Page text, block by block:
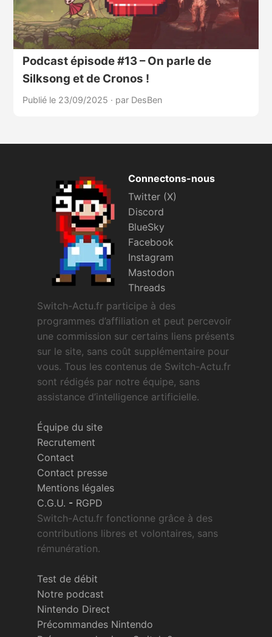
Podcast épisode #13 – On parle de
Silksong et de Cronos !
Publié le 23/09/2025 · par DesBen
Connectons-nous
Twitter (X)
Discord
BlueSky
Facebook
Instagram
Mastodon
Threads
Switch-Actu.fr participe à des
programmes d’affiliation et peut percevoir
une commission sur certains liens présents
sur le site, sans coût supplémentaire pour
vous. Tous les contenus de Switch-Actu.fr
sont rédigés par notre équipe, sans
assistance d’intelligence artificielle.
Équipe du site
Recrutement
Contact
Contact presse
Mentions légales
C.G.U. - RGPD
Switch-Actu.fr fonctionne grâce à des
contributions libres et volontaires, sans
rémunération.
Test de débit
Notre podcast
Nintendo Direct
Précommandes Nintendo